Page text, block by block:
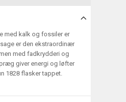
med kalk og fossiler er
er den ekstraordinær
med fadkrydderi og
giver energi og løfter
1828 flasker tappet.